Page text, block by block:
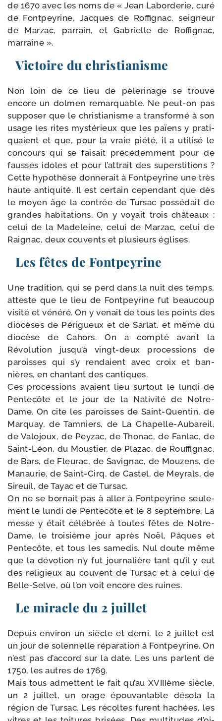
de 1670 avec les noms de « Jean Laborderie, curé
de Fontpeyrine, Jacques de Roffignac, sei­gneur
de Marzac, par­rain, et Gabrielle de Roffignac,
marraine ».
Victoire du christianisme
Non loin de ce lieu de pèle­ri­nage se trouve
encore un dol­men remar­quable. Ne peut-​on pas
sup­po­ser que le chris­tia­nisme a trans­for­mé à son
usage les rites mys­té­rieux que les païens y pra­ti­
quaient et que, pour la vraie pié­té, il a uti­li­sé le
concours qui se fai­sait pré­cé­dem­ment pour de
fausses idoles et pour l’at­trait des super­sti­tions ?
Cette hypo­thèse don­ne­rait à Fontpeyrine une très
haute anti­qui­té. Il est cer­tain cepen­dant que dès
le moyen âge la contrée de Tursac pos­sé­dait de
grandes habi­ta­tions. On y voyait trois châ­teaux :
celui de la Madeleine, celui de Marzac, celui de
Raignac, deux cou­vents et plu­sieurs églises.
Les fêtes de Fontpeyrine
Une tra­di­tion, qui se perd dans la nuit des temps,
atteste que le lieu de Fontpeyrine fut beau­coup
visi­té et véné­ré. On y venait de tous les points des
dio­cèses de Périgueux et de Sarlat, et même du
dio­cèse de Cahors. On a comp­té avant la
Révolution jus­qu’à vingt-​deux pro­ces­sions de
paroisses qui s’y ren­daient avec croix et ban­
nières, en chan­tant des cantiques.
Ces pro­ces­sions avaient lieu sur­tout le lun­di de
Pentecôte et le jour de la Nativité de Notre-​
Dame. On cite les paroisses de Saint-​Quentin, de
Marquay, de Tamniers, de La Chapelle-​Aubareil,
de Valojoux, de Peyzac, de Thonac, de Fanlac, de
Saint-​Léon, du Moustier, de Plazac, de Rouffignac,
de Bars, de Fleurac, de Savignac, de Mouzens, de
Manaurie, de Saint-​Cirq, de Castel, de Meyrals, de
Sireuil, de Tayac et de Tursac.
On ne se bor­nait pas à aller à Fontpeyrine seule­
ment le lun­di de Pentecôte et le 8 sep­tembre. La
messe y était célé­brée à toutes fêtes de Notre-​
Dame, le troi­sième jour après Noël, Pâques et
Pentecôte, et tous les same­dis. Nul doute même
que la dévo­tion n’y fut jour­na­lière tant qu’il y eut
des reli­gieux au couvent de Tursac et à celui de
Belle-​Selve, où l’on voit encore des ruines.
Le miracle du 2 juillet
Depuis envi­ron un siècle et demi, le 2 juillet est
un jour de solen­nelle répa­ra­tion à Fontpeyrine. On
n’est pas d’ac­cord sur la date. Les uns parlent de
1750, les autres de 1769.
Mais tous admettent le fait qu’au XVIIIème siècle,
un 2 juillet, un orage épou­van­table déso­la la
région de Tursac. Les récoltes furent hachées, les